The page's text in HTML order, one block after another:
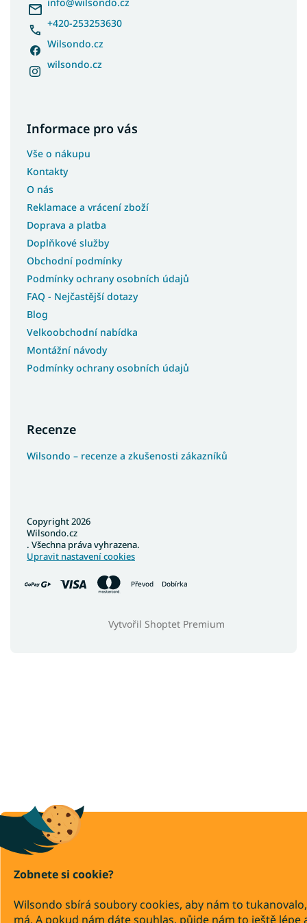
Zobnete si cookie?
Wilsondo sbírá soubory cookies, aby nám to
má. A pokud nám dáte souhlas, půjde nám to ještě lépe
+420-253253630
Wilsondo.cz
wilsondo.cz
Informace pro vás
Vše o nákupu
Kontakty
O nás
Reklamace a vrácení zboží
Doprava a platba
Doplňkové služby
Obchodní podmínky
Podmínky ochrany osobních údajů
FAQ - Nejčastější dotazy
Blog
Velkoobchodní nabídka
Montážní návody
Podmínky ochrany osobních údajů
Recenze
Wilsondo – recenze a zkušenosti zákazníků
Převod Dobírka
Vytvořil Shoptet Premium
Copyright 2026
Wilsondo.cz
. Všechna práva vyhrazena.
Upravit nastavení cookies